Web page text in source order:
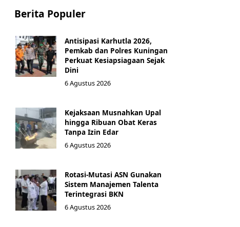
Berita Populer
Antisipasi Karhutla 2026,
Pemkab dan Polres Kuningan
Perkuat Kesiapsiagaan Sejak
Dini
6 Agustus 2026
Kejaksaan Musnahkan Upal
hingga Ribuan Obat Keras
Tanpa Izin Edar
6 Agustus 2026
Rotasi-Mutasi ASN Gunakan
Sistem Manajemen Talenta
Terintegrasi BKN
6 Agustus 2026